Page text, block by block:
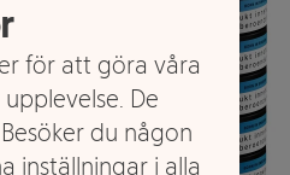
för att göra våra
De
du någon
inställningar i alla